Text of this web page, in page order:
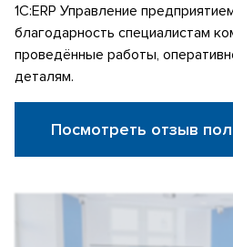
1С:ERP Управление
благодарность специалистам
проведённые работы,
деталям.
Посмотреть отзыв